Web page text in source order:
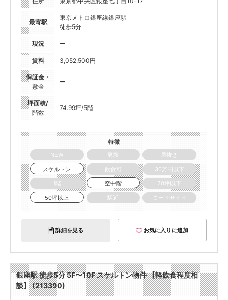
最寄駅
東京メトロ銀座線銀座駅
徒歩5分
現況 ー
賃料 3,052,500円
保証金・
敷金
ー
坪面積/
階数
74.99坪/5階
特徴
NEW
更新
居抜き
スケルトン
飲食可
30万円以下
1階
空中階
20坪以下
50坪以上
駅近 ロードサイド
詳細を見る お気に入りに追加
銀座駅 徒歩5分 5F〜10F スケルトン物件 【軽飲食程度相
談】 (213390)